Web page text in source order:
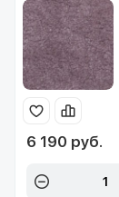
6 190 руб.